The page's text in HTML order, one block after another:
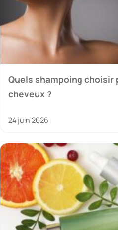
Quels shampoing choisir
cheveux ?
24 juin 2026